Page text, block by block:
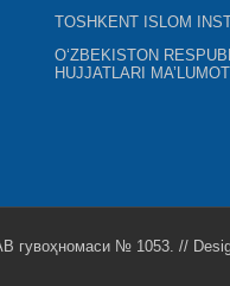
TOSHKENT ISLOM
O‘ZBEKISTON
HUJJATLARI
гувоҳномаси № 1053. //